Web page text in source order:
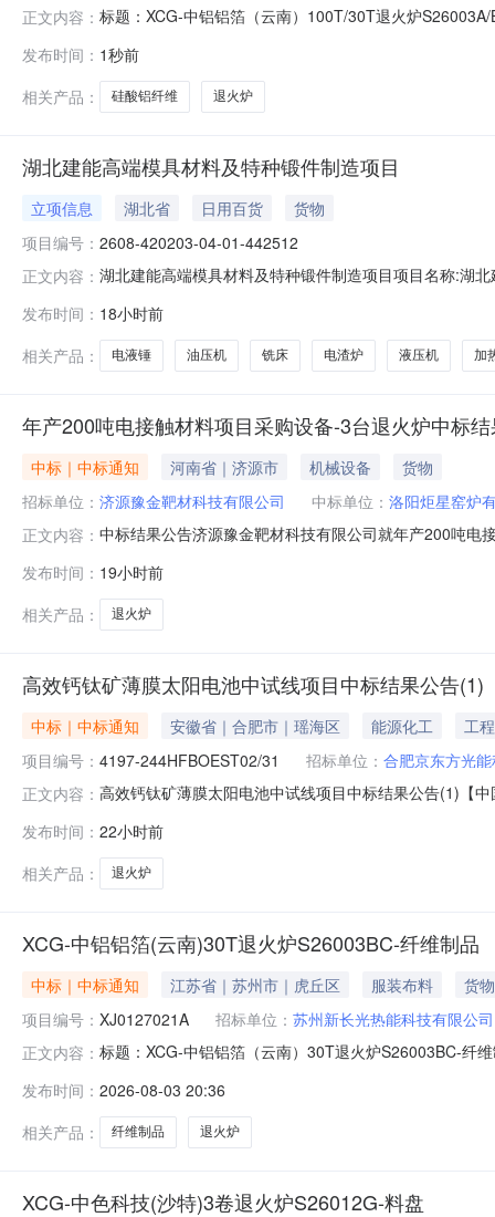
正文内容： 标题：XCG-中铝铝箔（云南）100T/30T退火炉
发布时间： 1秒前
相关产品：
硅酸铝纤维 退火炉
湖北建能高端模具材料及特种锻件制造项目
立项信息 湖北省 日用百货
货物
项目编号： 2608-420203-04-01-442512
正文内容： 湖北建能高端模具材料及特种锻件制造项目项目名称:湖
万吨的生产能力（不使用国家明令淘汰的落后生产工艺
发布时间： 18小时前
相关产品：
电液锤 油压机 铣床 电渣炉 液压机 加
年产200吨电接触材料项目采购设备-3台退火炉中标
中标｜中标通知 河南省｜济源市 机械设备
货物
招标单位： 济源豫金靶材科技有限公司 中标单位： 洛阳炬星窑炉
正文内容： 中标结果公告济源豫金靶材科技有限公司就年产200吨电
发布时间： 19小时前
相关产品：
退火炉
高效钙钛矿薄膜太阳电池中试线项目中标结果公告(1)
中标｜中标通知 安徽省｜合肥市｜瑶海区 能源化工
工程
项目编号： 4197-244HFBOEST02/31 招标单位： 合肥京东方光
正文内容： 高效钙钛矿薄膜太阳电池中试线项目中标结果公告(1)【
2026-08-0514:17中标人：深圳市联得自动化装备股份有
发布时间： 22小时前
相关产品：
退火炉
XCG-中铝铝箔(云南)30T退火炉S26003BC-纤维制品
中标｜中标通知 江苏省｜苏州市｜虎丘区 服装布料
货物
项目编号： XJ0127021A 招标单位： 苏州新长光热能科技有限公司
正文内容： 标题：XCG-中铝铝箔（云南）30T退火炉S26003BC-纤
发布时间： 2026-08-03 20:36
相关产品：
纤维制品 退火炉
XCG-中色科技(沙特)3卷退火炉S26012G-料盘